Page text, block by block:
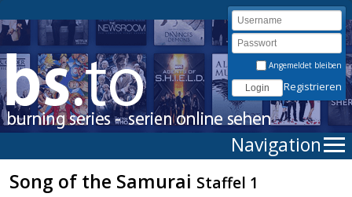
Angemeldet bleiben
Registrieren
Navigation
Song of the Samurai Staffel 1